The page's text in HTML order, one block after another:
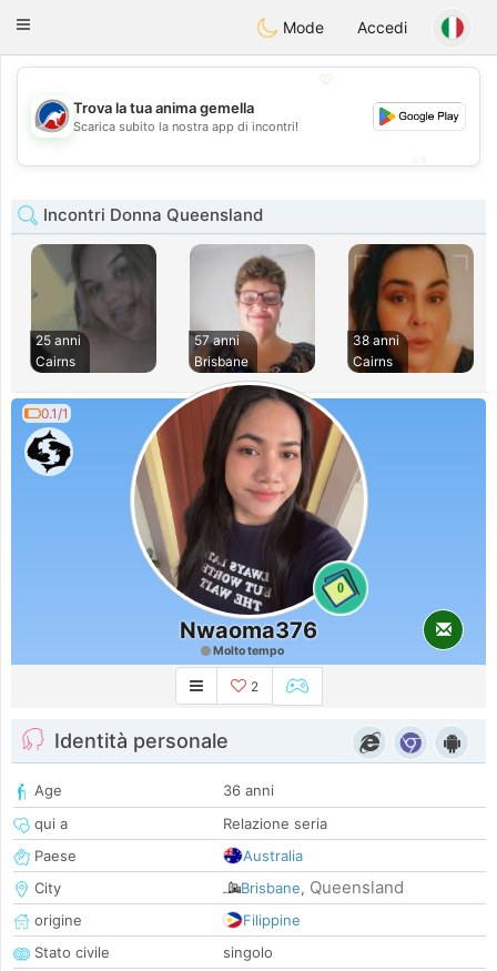
AustraliaChat
Toggle
Mode Accedi
💖
💕
Trova la tua anima gemella
Scarica subito la nostra app di incontri!
Incontri Donna Queensland
25 anni
Cairns
57 anni
Brisbane
38 anni
Cairns
0.1/1
0
Nwaoma376
Molto tempo
2
Identità personale
Age
36 anni
qui a
Relazione seria
Paese
Australia
City
Brisbane, Queensland
origine
Filippine
Stato civile
singolo